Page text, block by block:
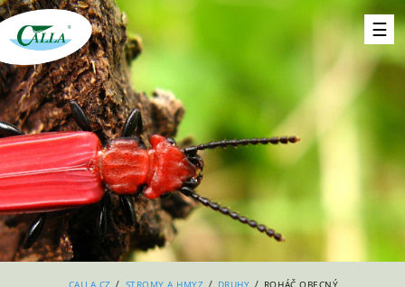
CALLA.CZ / STROMY A HMYZ / DRUHY / ROHÁČ OBECNÝ